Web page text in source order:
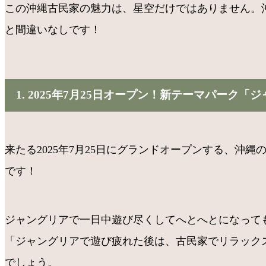
この沖縄古民家の魅力は、星空だけではありません
と間違いなしです！
1. 2025年7月25日オープン！新テーマパーク「
来たる2025年7月25日にグランドオープンする、沖
です！
ジャングリアで一日中遊び尽くしてへとへとになっ
「ジャングリアで遊び疲れた後は、古民家でリラッ
でしょう。